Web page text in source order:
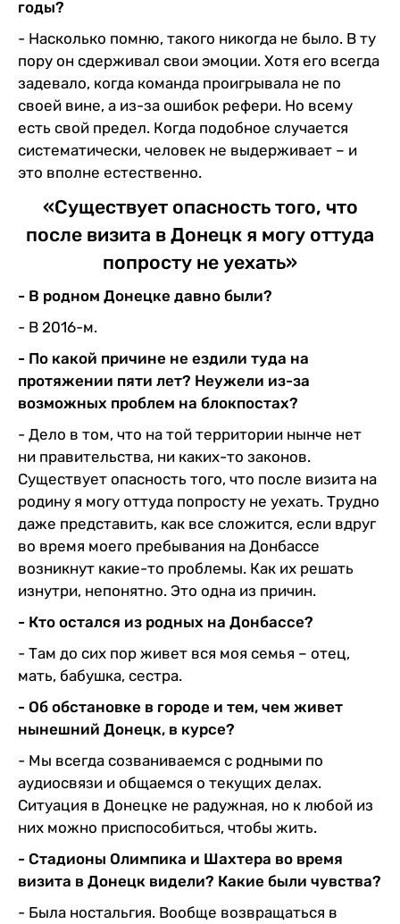
годы?
- Насколько помню, такого никогда не было. В ту
пору он сдерживал свои эмоции. Хотя его всегда
задевало, когда команда проигрывала не по
своей вине, а из-за ошибок рефери. Но всему
есть свой предел. Когда подобное случается
систематически, человек не выдерживает – и
это вполне естественно.
«Существует опасность того, что
после визита в Донецк я могу оттуда
попросту не уехать»
- В родном Донецке давно были?
- В 2016-м.
- По какой причине не ездили туда на
протяжении пяти лет? Неужели из-за
возможных проблем на блокпостах?
- Дело в том, что на той территории нынче нет
ни правительства, ни каких-то законов.
Существует опасность того, что после визита на
родину я могу оттуда попросту не уехать. Трудно
даже представить, как все сложится, если вдруг
во время моего пребывания на Донбассе
возникнут какие-то проблемы. Как их решать
изнутри, непонятно. Это одна из причин.
- Кто остался из родных на Донбассе?
- Там до сих пор живет вся моя семья – отец,
мать, бабушка, сестра.
- Об обстановке в городе и тем, чем живет
нынешний Донецк, в курсе?
- Мы всегда созваниваемся с родными по
аудиосвязи и общаемся о текущих делах.
Ситуация в Донецке не радужная, но к любой из
них можно приспособиться, чтобы жить.
- Стадионы Олимпика и Шахтера во время
визита в Донецк видели? Какие были чувства?
- Была ностальгия. Вообще возвращаться в